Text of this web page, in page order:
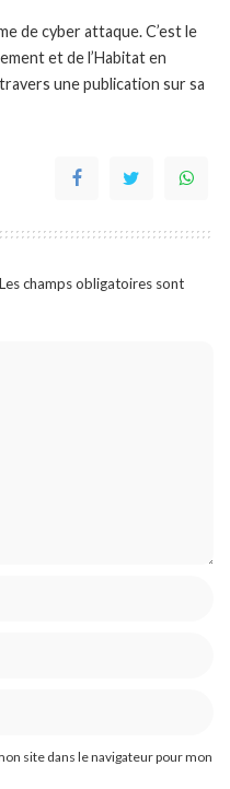
de cyber attaque. C’est le
et de l’Habitat en
une publication sur sa
Les champs obligatoires sont
site dans le navigateur pour mon